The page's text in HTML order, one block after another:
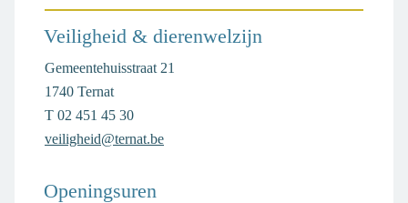
Veiligheid & dierenwelzijn
Adres
Gemeentehuisstraat 21
,1740 Ternat
T 02 451 45 30
E-
veiligheid@ternat.be
Openingsuren